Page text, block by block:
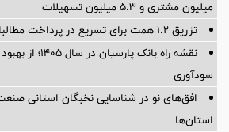
میلیون مشتری و ۵.۳ میلیون تسهیلات
تزریق ۱.۲ همت برای تسریع در پرداخت مطالبات
نقشه راه بانک
سودآوری
افق‌های نو در شناسایی نخبگان استانی صنعت
استان‌ها